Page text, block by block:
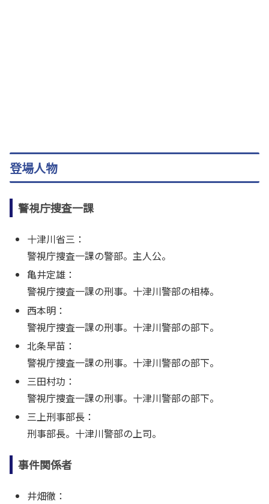
登場人物
警視庁捜査一課
十津川省三：
警視庁捜査一課の警部。主人公。
亀井定雄：
警視庁捜査一課の刑事。十津川警部の相棒。
西本明：
警視庁捜査一課の刑事。十津川警部の部下。
北条早苗：
警視庁捜査一課の刑事。十津川警部の部下。
三田村功：
警視庁捜査一課の刑事。十津川警部の部下。
三上刑事部長：
刑事部長。十津川警部の上司。
事件関係者
井畑徹：